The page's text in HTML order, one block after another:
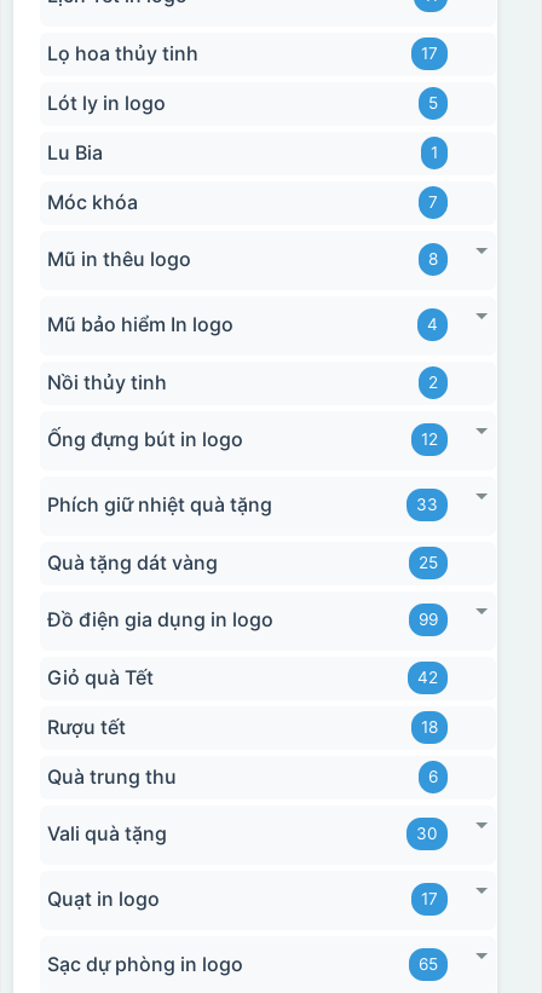
Hộp xi bình hoa
Lọ hoa thủy tinh 17
Lót ly in logo 5
Lu Bia 1
Móc khóa 7
Mũ in thêu logo 8
Mũ bảo hiểm In logo 4
Nồi thủy tinh 2
Ống đựng bút in logo 12
Phích giữ nhiệt quà tặng 33
Quà tặng dát vàng 25
Đồ điện gia dụng in logo 99
Giỏ quà Tết 42
Rượu tết 18
Quà trung thu 6
Vali quà tặng 30
Quạt in logo 17
Sạc dự phòng in logo 65